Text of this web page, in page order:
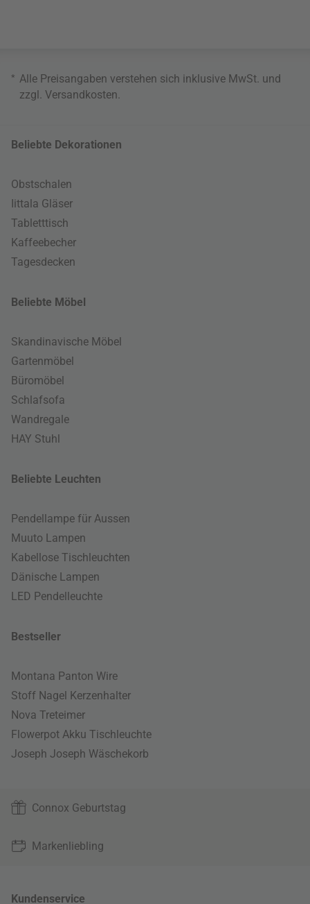
* Alle Preisangaben verstehen sich inklusive MwSt. und
zzgl. Versandkosten
Beliebte Dekorationen
Obstschalen
Iittala Gläser
Tabletttisch
Kaffeebecher
Tagesdecken
Beliebte Möbel
Skandinavische Möbel
Gartenmöbel
Büromöbel
Schlafsofa
Wandregale
HAY Stuhl
Beliebte Leuchten
Pendellampe für Aussen
Muuto Lampen
Kabellose Tischleuchten
Dänische Lampen
LED Pendelleuchte
Bestseller
Montana Panton Wire
Stoff Nagel Kerzenhalter
Nova Treteimer
Flowerpot Akku Tischleuchte
Joseph Joseph Wäschekorb
Connox Geburtstag
Markenliebling
Kundenservice